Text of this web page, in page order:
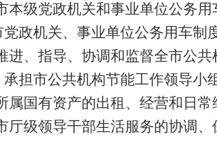
级党政机关和事业单位公务用
党政机关、事业单位公务用车
进、指导、协调和监督全市公
担市公共机构节能工作领导小
国有资产的出租、经营和日
级领导干部生活服务的协调、